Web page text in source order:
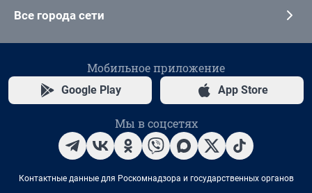
Все города сети
Мобильное приложение
Google Play App Store
Мы в соцсетях
Контактные данные для Роскомнадзора и государственных органов